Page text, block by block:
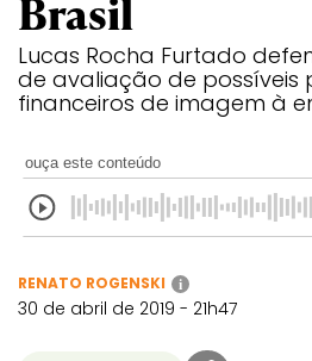
Brasil
Lucas Rocha Furtado
de avaliação de possíveis
financeiros de imagem à
ouça este conteúdo
RENATO ROGENSKI i
30 de abril de 2019 - 21h47